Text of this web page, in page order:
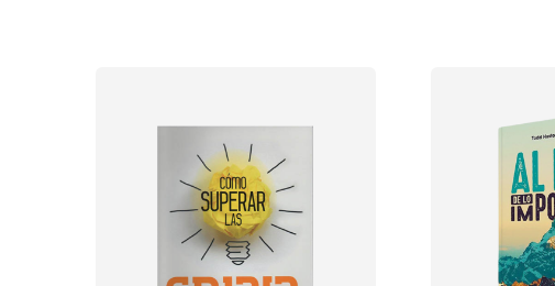
en una pequeña isla de Centroamérica....